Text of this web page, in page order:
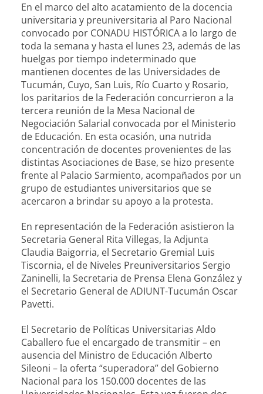
En el marco del alto acatamiento de la docencia
universitaria y preuniversitaria al Paro Nacional
convocado por CONADU HISTÓRICA a lo largo de
toda la semana y hasta el lunes 23, además de las
huelgas por tiempo indeterminado que
mantienen docentes de las Universidades de
Tucumán, Cuyo, San Luis, Río Cuarto y Rosario,
los paritarios de la Federación concurrieron a la
tercera reunión de la Mesa Nacional de
Negociación Salarial convocada por el Ministerio
de Educación. En esta ocasión, una nutrida
concentración de docentes provenientes de las
distintas Asociaciones de Base, se hizo presente
frente al Palacio Sarmiento, acompañados por un
grupo de estudiantes universitarios que se
acercaron a brindar su apoyo a la protesta.
En representación de la Federación asistieron la
Secretaria General Rita Villegas, la Adjunta
Claudia Baigorria, el Secretario Gremial Luis
Tiscornia, el de Niveles Preuniversitarios Sergio
Zaninelli, la Secretaria de Prensa Elena González y
el Secretario General de ADIUNT-Tucumán Oscar
Pavetti.
El Secretario de Políticas Universitarias Aldo
Caballero fue el encargado de transmitir – en
ausencia del Ministro de Educación Alberto
Sileoni – la oferta “superadora” del Gobierno
Nacional para los 150.000 docentes de las